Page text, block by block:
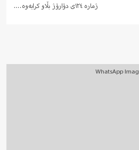
ژمارە ١٢٤ی دۆارۆژ بڵاو کرایەوە….